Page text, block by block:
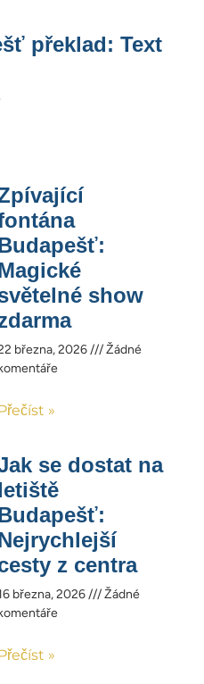
překlad: Text
show
března, 2026
Žádné
»
se dostat na
z centra
března, 2026
Žádné
»